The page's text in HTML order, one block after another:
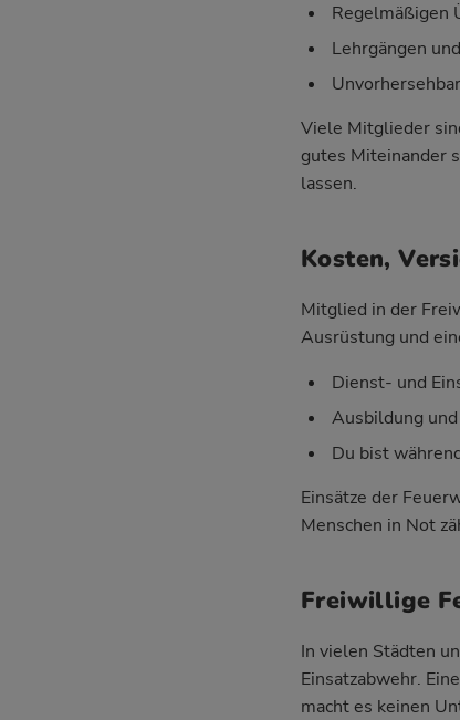
Regelmäßigen
Lehrgängen
Viele Mitglieder
gutes Miteinander
lassen.
Kosten,
Mitglied in der
Ausrüstung und
Dienst- und
Ausbildung und
Du bist
Einsätze der
Menschen in Not
Freiwillige
In vielen Städten
Einsatzabwehr.
macht es keinen